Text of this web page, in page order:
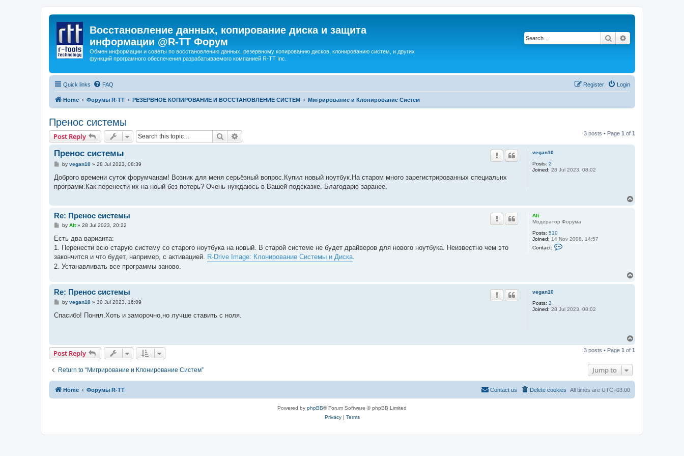
Восстановление данных, копирование диска и защита
информации @R-TT Форум
Обмен информации и советы по восстановлению данных, резервному копированию дисков, клонированию систем, и других
функций програмного обеспечения разрабатываемого компанией R-TT Inc.
Search
Quick links FAQ Login
Register
Home Форумы R-TT РЕЗЕРВНОЕ КОПИРОВАНИЕ И ВОССТАНОВЛЕНИЕ СИСТЕМ Мигрирование и Клонирование Систем
Пренос системы
Post Reply Search 3 posts • Page 1 of 1
vegan10
Posts: 2
Joined: 28 Jul 2023, 08:02
Пренос системы
P
s
by vegan10» 28 Jul 2023, 08:39
Доброго времени суток форумчанам! Возник для меня серьёзный вопрос.Купил новый ноутбук.На старом много зарегистрированных специальнх
программ.Как перенести их на ноый без потерь? Очень нуждаюсь в Вашей подсказке. Благодарю заранее.
Alt
Модератор Форума
Posts: 510
Joined: 14 Nov 2008, 14:57
Contact:
Re: Пренос системы
P
s
by Alt» 28 Jul 2023, 20:22
Есть два варианта:
1. Перенести всю старую систему со старого ноутбука на новый. В старой системе не будет драйверов для нового ноутбука. Неизвестно чем это
закончится и что будет, например, с активацией. R-Drive Image: Клонирование Системы и Диска.
2. Устанавливать все программы заново.
vegan10
Posts: 2
Joined: 28 Jul 2023, 08:02
Re: Пренос системы
P
s
by vegan10» 30 Jul 2023, 16:09
Спасибо! Понял.Хоть и заморочно,но лучше ставить с ноля.
p
Post Reply 3 posts • Page 1 of 1
Return to “Мигрирование и Клонирование Систем” Jump to
Home Форумы R-TT All times are UTC+03:00
Delete cookies
Contact us
Powered by phpBB® Forum Software © phpBB Limited
Privacy| Terms